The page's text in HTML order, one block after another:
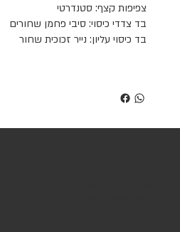
צפיפות קצף: סטנדרטי
בד צדדי כיסוי: סיבי פחמן שחורים
בד כיסוי עליון: נייר זכוכית שחור